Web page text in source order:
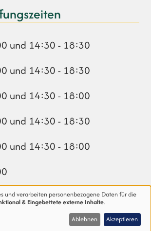
und 14:30 - 18:30
und 14:30 - 18:30
und 14:30 - 18:00
und 14:30 - 18:30
und 14:30 - 18:00
14 Tage):
- 17.08. 08:30 Uhr
und verarbeiten personenbezogene Daten für die
& Eingebettete externe Inhalte.
Ablehnen Akzeptieren